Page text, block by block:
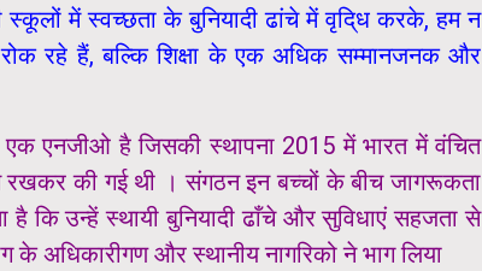
में स्वच्छता के बुनियादी ढांचे में वृदि्ध करके, हम न
रहे हैं, बल्कि शिक्षा के एक अधिक सम्मानजनक और
एनजीओ है जिसकी स्थापना 2015 में भारत में वंचित
रखकर की गई थी । संगठन इन बच्चों के बीच जागरूकता
कि उन्हें स्थायी बुनियादी ढाँचे और सुविधाएं सहजता से
के अधिकारीगण और स्थानीय नागरिको ने भाग लिया